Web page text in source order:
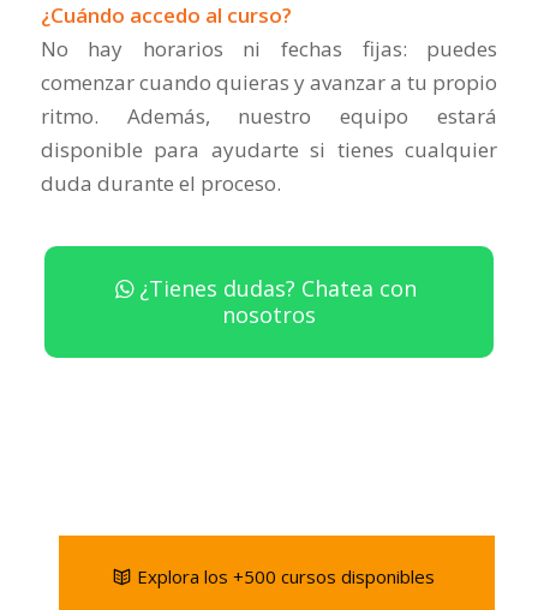
¿Cuándo accedo al curso?
No hay horarios ni fechas fijas: puedes
comenzar cuando quieras y avanzar a tu propio
ritmo. Además, nuestro equipo estará
disponible para ayudarte si tienes cualquier
duda durante el proceso.
¿Tienes dudas? Chatea con
nosotros
Explora los +500 cursos disponibles